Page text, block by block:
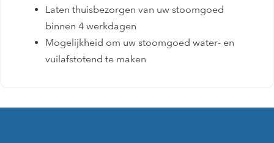
Laten thuisbezorgen van uw stoomgoed
binnen 4 werkdagen
Mogelijkheid om uw stoomgoed water- en
vuilafstotend te maken